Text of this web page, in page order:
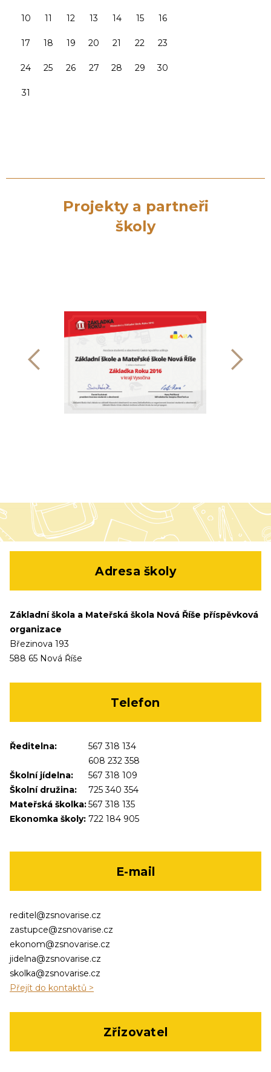
10 11 12 13 14 15 16
17 18 19 20 21 22 23
24 25 26 27 28 29 30
31
Projekty a partneři
školy
předchozí
Adresa školy
Základní škola a Mateřská škola Nová Říše příspěvková
organizace
Březinova 193
588 65 Nová Říše
Telefon
Ředitelna:
567 318 134
608 232 358
Školní jídelna:
567 318 109
Školní družina:
725 340 354
Mateřská školka:567 318 135
Ekonomka školy: 722 184 905
E-mail
reditel@zsnovarise.cz
zastupce@zsnovarise.cz
ekonom@zsnovarise.cz
jidelna@zsnovarise.cz
skolka@zsnovarise.cz
Přejít do kontaktů >
Zřizovatel